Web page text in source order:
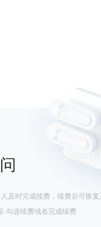
及时完成续费，续费后可恢复
-勾选续费域名完成续费